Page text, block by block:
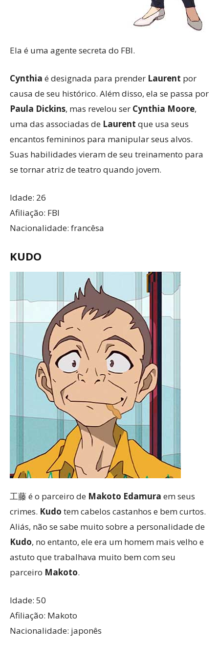
Ela é uma agente secreta do FBI.
Cynthia é designada para prender Laurent por
causa de seu histórico. Além disso, ela se passa por
Paula Dickins, mas revelou ser Cynthia Moore,
uma das associadas de Laurent que usa seus
encantos femininos para manipular seus alvos.
Suas habilidades vieram de seu treinamento para
se tornar atriz de teatro quando jovem.
Idade: 26
Afiliação: FBI
Nacionalidade: francêsa
KUDO
工藤 é o parceiro de Makoto Edamura em seus
crimes. Kudo tem cabelos castanhos e bem curtos.
Aliás, não se sabe muito sobre a personalidade de
Kudo, no entanto, ele era um homem mais velho e
astuto que trabalhava muito bem com seu
parceiro Makoto.
Idade: 50
Afiliação: Makoto
Nacionalidade: japonês